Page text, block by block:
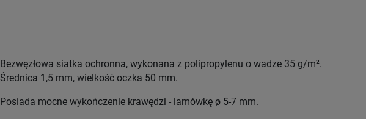
Bezwęzłowa siatka ochronna, wykonana z polipropylenu o wadze 35 g/m².
Średnica 1,5 mm, wielkość oczka 50 mm.
Posiada mocne wykończenie krawędzi - lamówkę ø 5-7 mm.